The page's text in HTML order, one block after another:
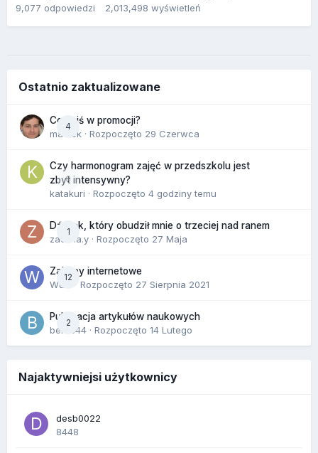
9,077 odpowiedzi 2,013,498 wyświetleń
Ostatnio zaktualizowane
4
Co dziś w promocji?
maciek · Rozpoczęto 29 Czerwca
0
Czy harmonogram zajęć w przedszkolu jest
zbyt intensywny?
katakuri · Rozpoczęto 4 godziny temu
1
Dźwięk, który obudził mnie o trzeciej nad ranem
zackr.a.y · Rozpoczęto 27 Maja
12
Zakupy internetowe
Wula
· Rozpoczęto 27 Sierpnia 2021
2
Publikacja artykułów naukowych
berus44 · Rozpoczęto 14 Lutego
Najaktywniejsi użytkownicy
desb0022
8448